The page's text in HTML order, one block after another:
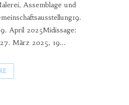
Assemblage und
April 2025Midissage:
März 2025, 19...